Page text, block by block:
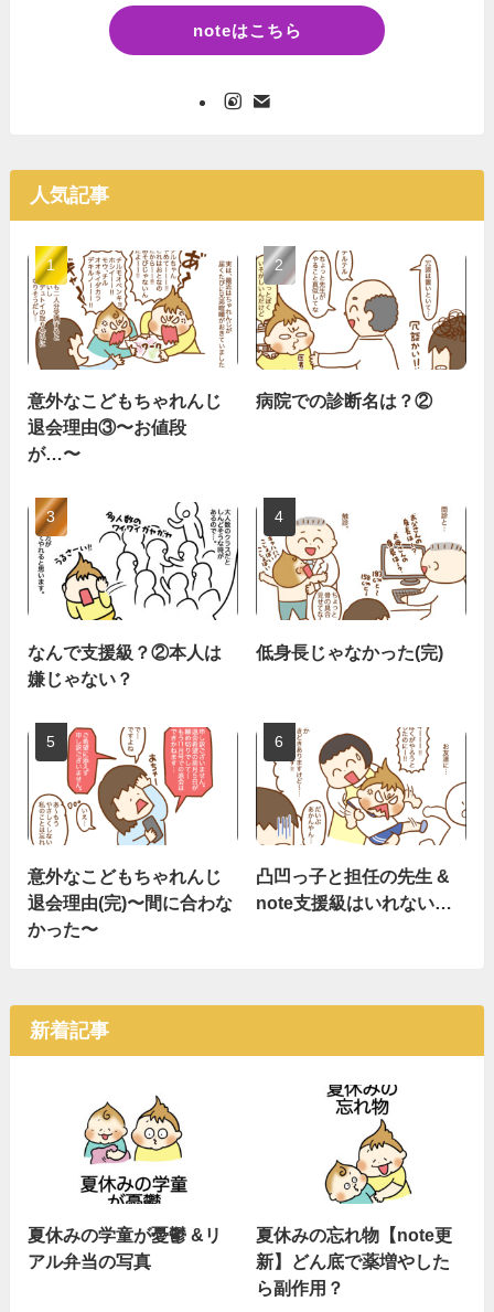
noteはこちら
人気記事
意外なこどもちゃれんじ
退会理由③〜お値段
が…〜
病院での診断名は？②
なんで支援級？②本人は
嫌じゃない？
低身長じゃなかった(完)
意外なこどもちゃれんじ
退会理由(完)〜間に合わな
かった〜
凸凹っ子と担任の先生 &
note支援級はいれない…
新着記事
夏休みの学童が憂鬱 &リ
アル弁当の写真
夏休みの忘れ物【note更
新】どん底で薬増やした
ら副作用？